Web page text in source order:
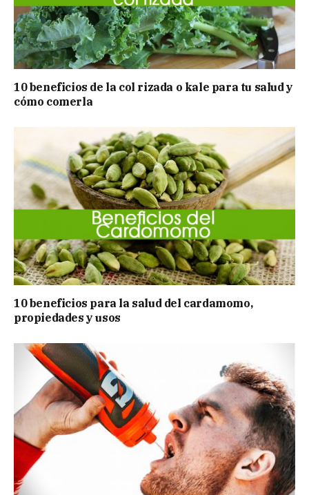
10 beneficios de la col rizada o kale para tu salud y
cómo comerla
10 beneficios para la salud del cardamomo,
propiedades y usos